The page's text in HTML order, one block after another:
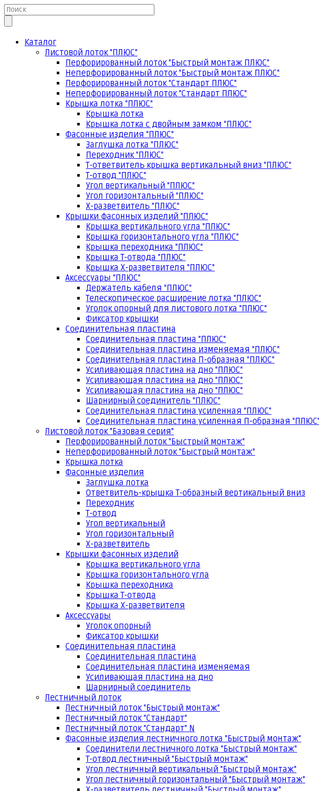
Каталог
Листовой лоток "ПЛЮС"
Перфорированный лоток "Быстрый монтаж ПЛЮС"
Неперфорированный лоток "Быстрый монтаж ПЛЮС"
Перфорированный лоток "Стандарт ПЛЮС"
Неперфорированный лоток "Стандарт ПЛЮС"
Крышка лотка "ПЛЮС"
Крышка лотка
Крышка лотка с двойным замком "ПЛЮС"
Фасонные изделия "ПЛЮС"
Заглушка лотка "ПЛЮС"
Переходник "ПЛЮС"
Т-ответвитель крышка вертикальный вниз "ПЛЮС"
Т-отвод "ПЛЮС"
Угол вертикальный "ПЛЮС"
Угол горизонтальный "ПЛЮС"
Х-разветвитель "ПЛЮС"
Крышки фасонных изделий "ПЛЮС"
Крышка вертикального угла "ПЛЮС"
Крышка горизонтального угла "ПЛЮС"
Крышка переходника "ПЛЮС"
Крышка Т-отвода "ПЛЮС"
Крышка Х-разветвителя "ПЛЮС"
Аксессуары "ПЛЮС"
Держатель кабеля "ПЛЮС"
Телескопическое расширение лотка "ПЛЮС"
Уголок опорный для листового лотка "ПЛЮС"
Фиксатор крышки
Соединительная пластина
Соединительная пластина "ПЛЮС"
Соединительная пластина изменяемая "ПЛЮС"
Соединительная пластина П-образная "ПЛЮС"
Усиливающая пластина на дно "ПЛЮС"
Усиливающая пластина на дно "ПЛЮС"
Усиливающая пластина на дно "ПЛЮС"
Шарнирный соединитель "ПЛЮС"
Соединительная пластина усиленная "ПЛЮС"
Соединительная пластина усиленная П-образная "ПЛЮС"
Листовой лоток "Базовая серия"
Перфорированный лоток "Быстрый монтаж"
Неперфорированный лоток "Быстрый монтаж"
Крышка лотка
Фасонные изделия
Заглушка лотка
Ответвитель-крышка Т-образный вертикальный вниз
Переходник
Т-отвод
Угол вертикальный
Угол горизонтальный
Х-разветвитель
Крышки фасонных изделий
Крышка вертикального угла
Крышка горизонтального угла
Крышка переходника
Крышка Т-отвода
Крышка Х-разветвителя
Аксессуары
Уголок опорный
Фиксатор крышки
Соединительная пластина
Соединительная пластина
Соединительная пластина изменяемая
Усиливающая пластина на дно
Шарнирный соединитель
Лестничный лоток
Лестничный лоток "Быстрый монтаж"
Лестничный лоток "Стандарт"
Лестничный лоток "Стандарт" N
Фасонные изделия лестничного лотка "Быстрый монтаж"
Соединители лестничного лотка "Быстрый монтаж"
Т-отвод лестничный "Быстрый монтаж"
Угол лестничный вертикальный "Быстрый монтаж"
Угол лестничный горизонтальный "Быстрый монтаж"